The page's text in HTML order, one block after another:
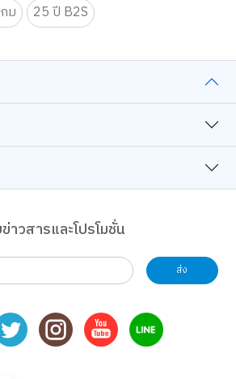
ม 25 ปี B2S
าวสารและโปรโมชั่น
ส่ง